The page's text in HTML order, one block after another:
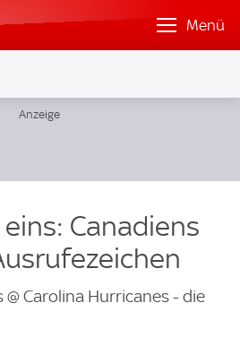
Menü
Canadiens
Carolina Hurricanes - die